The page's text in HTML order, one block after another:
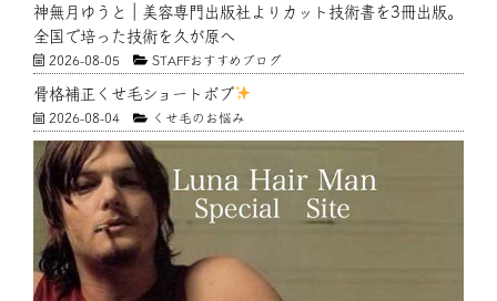
神無月ゆうと｜美容専門出版社よりカット技術書を3冊出版。
全国で培った技術を久が原へ
2026-08-05 STAFFおすすめブログ
骨格補正くせ毛ショートボブ
2026-08-04 くせ毛のお悩み